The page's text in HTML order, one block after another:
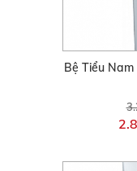
Bệ Tiểu Nam